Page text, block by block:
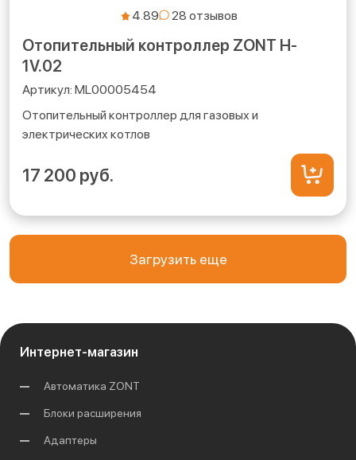
4.89
Отопительный контроллер ZONT H-
1V.02
ML00005454
Отопительный контроллер для газовых и
электрических котлов
17 200 руб.
Загрузить еще
Интернет-магазин
Автоматика ZONT
Блоки расширения
Адаптеры